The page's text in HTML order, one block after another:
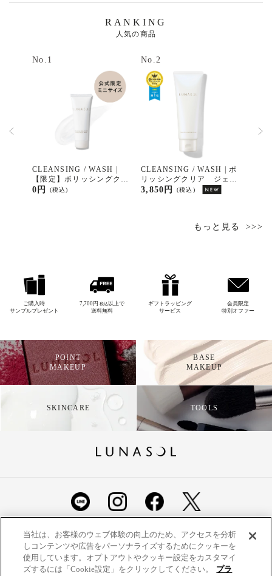
RANKING
人気の商品
No.1
CLEANSING / WASH |
【限定】ポリッシングクリ
ア ジェルウォッシュ ミ
(税込)
0円
No.2
CLEANSING / WASH | ポ
リッシングクリア ジェル
ウォッシュ(税込)
3,850円
もっと見る
ご購入時
サンプルプレゼント
7,700円 税込以上で
送料無料
ギフトラッピング
サービス
会員限定
特別オファー
POINT
MAKEUP
BASE
MAKEUP
SKINCARE TOOLS
ショッピングガイド よくあるご質問 お問い合わせ
ご利用規約 定期便ご利用特約 利用者情報の外部通信
プライバシーポリシー 特定商取引法に基づく表示
当社は、お客様のウェブ体験の向上のため、アクセスを分析
しコンテンツや広告をパーソナライズするためにクッキーを
使用しています。オプトアウトやクッキー設定をカスタマイ
ズするには「Cookie設定」をクリックしてください。
プラ